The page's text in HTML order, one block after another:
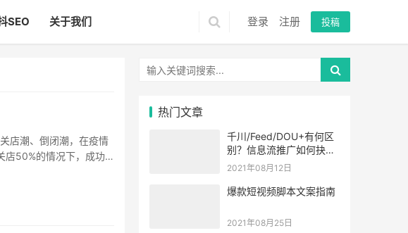
SEO 关于我们 登录 注册 投稿
店潮、倒闭潮，在疫情
店50%的情况下，成功
热门文章
千川/Feed/DOU+有何区
别？信息流推广如何抉
择？
2021年08月12日
爆款短视频脚本文案指南
2021年08月25日